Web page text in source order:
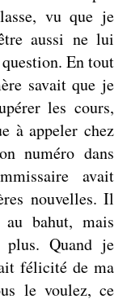
vu que je
aussi ne lui
En tout
savait que je
les cours,
à appeler chez
numéro dans
avait
nouvelles. Il
bahut, mais
plus. Quand je
félicité de ma
le voulez, ce